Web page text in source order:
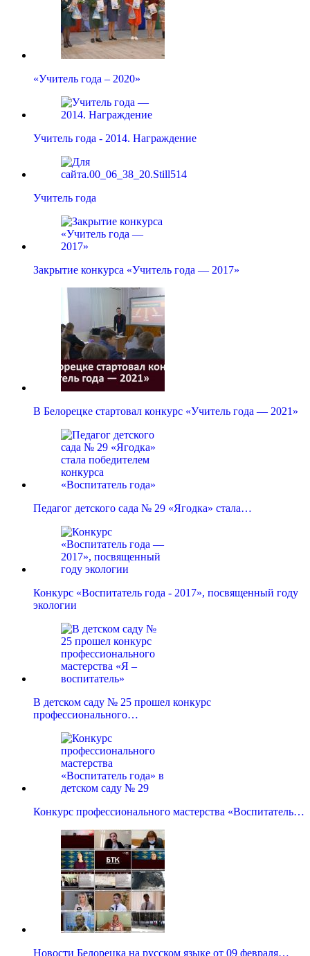
«Учитель года – 2020»
Учитель года - 2014. Награждение
Учитель года
Закрытие конкурса «Учитель года — 2017»
В Белорецке стартовал конкурс «Учитель года — 2021»
Педагог детского сада № 29 «Ягодка» стала…
Конкурс «Воспитатель года - 2017», посвященный году
экологии
В детском саду № 25 прошел конкурс
профессионального…
Конкурс профессионального мастерства «Воспитатель…
Новости Белорецка на русском языке от 09 февраля…